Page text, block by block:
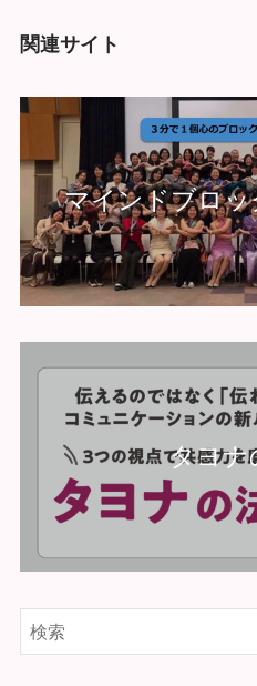
関連サイト
マインドブロッ
タヨナ